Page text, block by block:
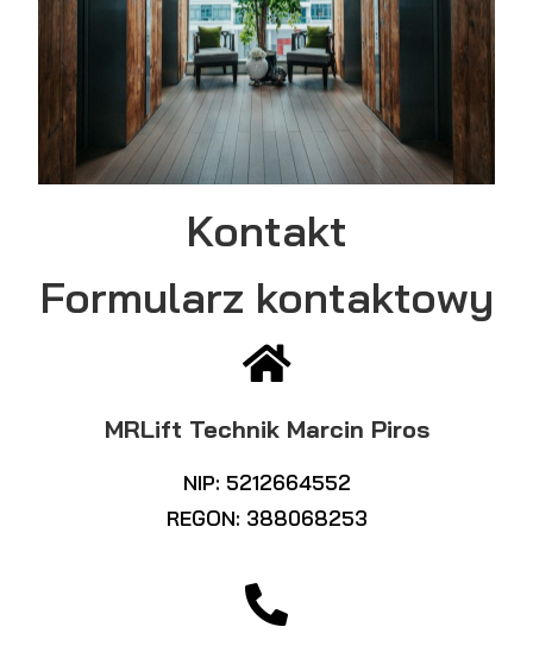
Kontakt
Formularz kontaktowy
MRLift Technik Marcin Piros
NIP: 5212664552
REGON: 388068253